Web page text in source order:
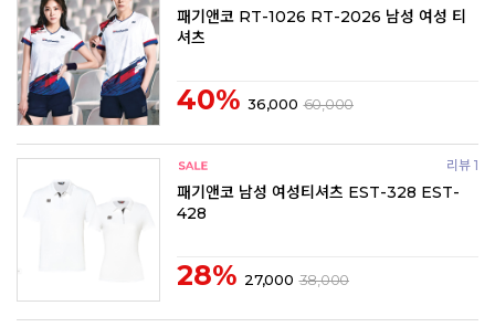
패기앤코 RT-1026 RT-2026 남성 여성 티
셔츠
40% 36,000 60,000
리뷰 1
패기앤코 남성 여성티셔츠 EST-328 EST-
428
28% 27,000 38,000